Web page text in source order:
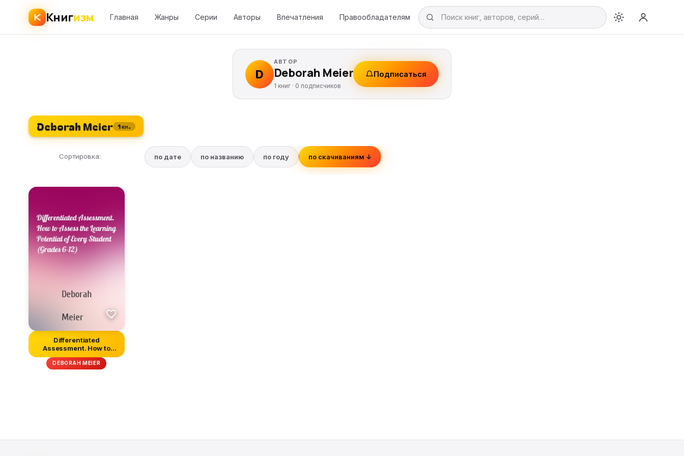
Книгизм Главная Жанры Серии Авторы Впечатления Правообладателям
D
АВТОР
Deborah Meier
1 книг · 0 подписчиков
Подписаться
Deborah Meier 1 кн.
Сортировка: по дате по названию по году по скачиваниям ↓
Differentiated
Assessment. How to
Assess the Learn...
DEBORAH MEIER